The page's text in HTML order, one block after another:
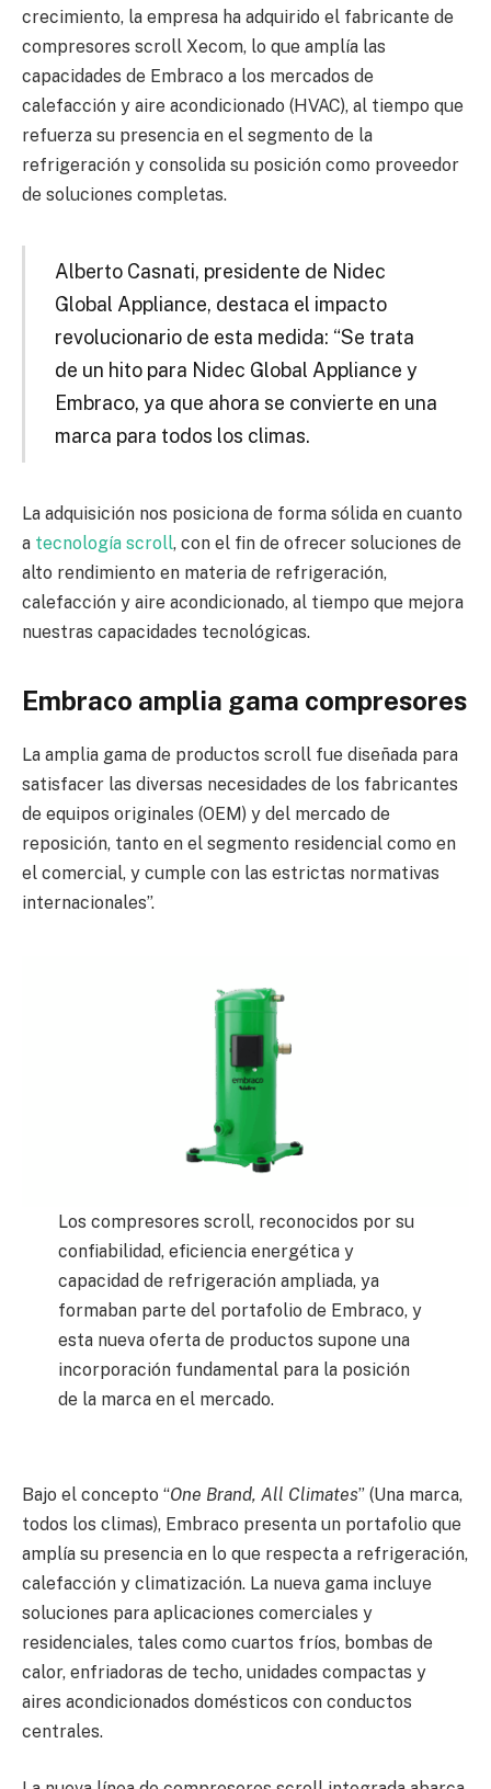
crecimiento, la empresa ha adquirido el fabricante de
compresores scroll Xecom, lo que amplía las
capacidades de Embraco a los mercados de
calefacción y aire acondicionado (HVAC), al tiempo que
refuerza su presencia en el segmento de la
refrigeración y consolida su posición como proveedor
de soluciones completas.
Alberto Casnati, presidente de Nidec
Global Appliance, destaca el impacto
revolucionario de esta medida: “Se trata
de un hito para Nidec Global Appliance y
Embraco, ya que ahora se convierte en una
marca para todos los climas.
La adquisición nos posiciona de forma sólida en cuanto
a tecnología scroll, con el fin de ofrecer soluciones de
alto rendimiento en materia de refrigeración,
calefacción y aire acondicionado, al tiempo que mejora
nuestras capacidades tecnológicas.
Embraco amplia gama compresores
La amplia gama de productos scroll fue diseñada para
satisfacer las diversas necesidades de los fabricantes
de equipos originales (OEM) y del mercado de
reposición, tanto en el segmento residencial como en
el comercial, y cumple con las estrictas normativas
internacionales”.
Los compresores scroll, reconocidos por su
confiabilidad, eficiencia energética y
capacidad de refrigeración ampliada, ya
formaban parte del portafolio de Embraco, y
esta nueva oferta de productos supone una
incorporación fundamental para la posición
de la marca en el mercado.
Bajo el concepto “One Brand, All Climates” (Una marca,
todos los climas), Embraco presenta un portafolio que
amplía su presencia en lo que respecta a refrigeración,
calefacción y climatización. La nueva gama incluye
soluciones para aplicaciones comerciales y
residenciales, tales como cuartos fríos, bombas de
calor, enfriadoras de techo, unidades compactas y
aires acondicionados domésticos con conductos
centrales.